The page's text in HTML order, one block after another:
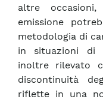
altre
emissione
metodologia di
in situazioni di
inoltre rilevato
discontinuità
riflette in una